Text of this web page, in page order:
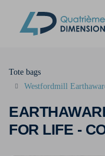
FOR LIFE -
Tote bags
Westfordmill